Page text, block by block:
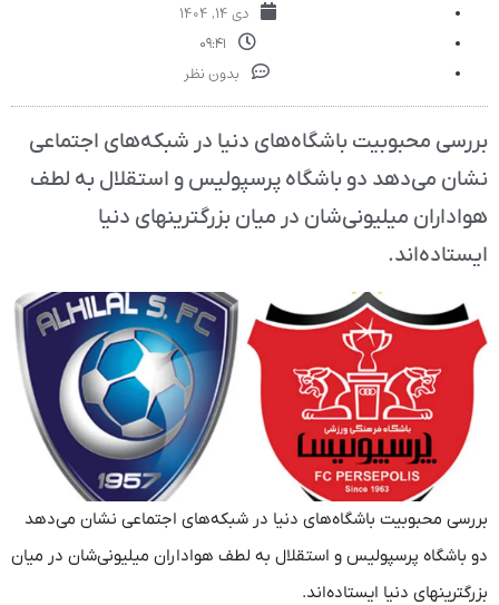
دی ۱۴, ۱۴۰۴
۰۹:۴۱
بدون نظر
بررسی محبوبیت باشگاه‌های دنیا در شبکه‌های اجتماعی
نشان می‌دهد دو باشگاه پرسپولیس و استقلال به لطف
هواداران میلیونی‌شان در میان بزرگترینهای دنیا
ایستاده‌اند.
بررسی محبوبیت باشگاه‌های دنیا در شبکه‌های اجتماعی نشان می‌دهد
دو باشگاه پرسپولیس و استقلال به لطف هواداران میلیونی‌شان در میان
بزرگترینهای دنیا ایستاده‌اند.